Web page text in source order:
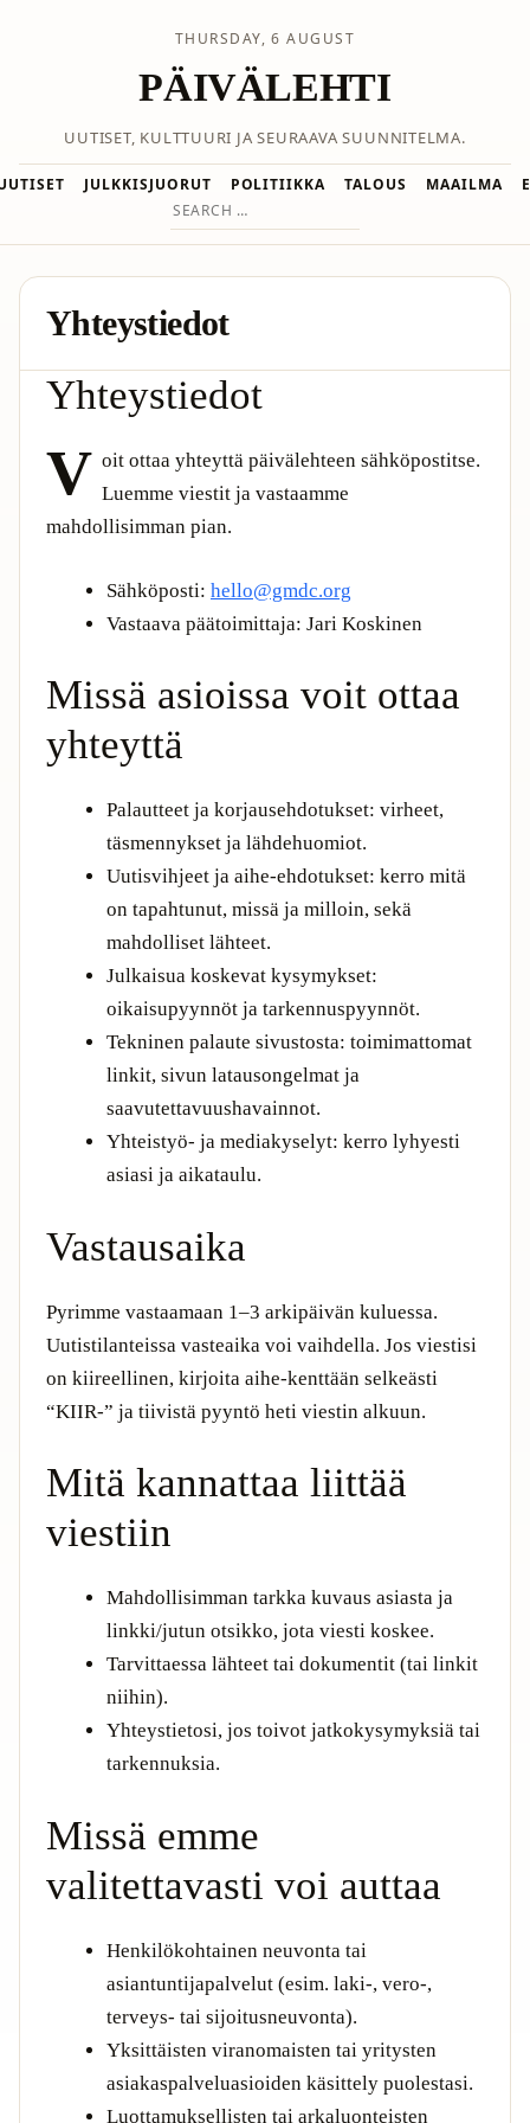
THURSDAY, 6 AUGUST
PÄIVÄLEHTI
UUTISET, KULTTUURI JA SEURAAVA SUUNNITELMA.
JULKKISJUORUT POLITIIKKA TALOUS MAAILMA
Search
for:
Yhteystiedot
Yhteystiedot
V oit ottaa yhteyttä päivälehteen sähköpostitse.
Luemme viestit ja vastaamme
mahdollisimman pian.
Sähköposti: hello@gmdc.org
Vastaava päätoimittaja: Jari Koskinen
Missä asioissa voit ottaa
yhteyttä
Palautteet ja korjausehdotukset: virheet,
täsmennykset ja lähdehuomiot.
Uutisvihjeet ja aihe-ehdotukset: kerro mitä
on tapahtunut, missä ja milloin, sekä
mahdolliset lähteet.
Julkaisua koskevat kysymykset:
oikaisupyynnöt ja tarkennuspyynnöt.
Tekninen palaute sivustosta: toimimattomat
linkit, sivun latausongelmat ja
saavutettavuushavainnot.
Yhteistyö- ja mediakyselyt: kerro lyhyesti
asiasi ja aikataulu.
Vastausaika
Pyrimme vastaamaan 1–3 arkipäivän kuluessa.
Uutistilanteissa vasteaika voi vaihdella. Jos viestisi
on kiireellinen, kirjoita aihe-kenttään selkeästi
“KIIR-” ja tiivistä pyyntö heti viestin alkuun.
Mitä kannattaa liittää
viestiin
Mahdollisimman tarkka kuvaus asiasta ja
linkki/jutun otsikko, jota viesti koskee.
Tarvittaessa lähteet tai dokumentit (tai linkit
niihin).
Yhteystietosi, jos toivot jatkokysymyksiä tai
tarkennuksia.
Missä emme
valitettavasti voi auttaa
Henkilökohtainen neuvonta tai
asiantuntijapalvelut (esim. laki-, vero-,
terveys- tai sijoitusneuvonta).
Yksittäisten viranomaisten tai yritysten
asiakaspalveluasioiden käsittely puolestasi.
Luottamuksellisten tai arkaluonteisten